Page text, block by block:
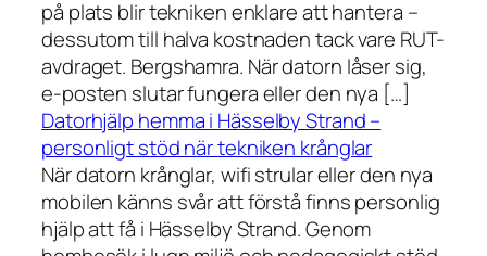
på plats blir tekniken enklare att hantera –
dessutom till halva kostnaden tack vare RUT-
avdraget. Bergshamra. När datorn låser sig,
e-posten slutar fungera eller den nya […]
Datorhjälp hemma i Hässelby Strand –
personligt stöd när tekniken krånglar
När datorn krånglar, wifi strular eller den nya
mobilen känns svår att förstå finns personlig
hjälp att få i Hässelby Strand. Genom